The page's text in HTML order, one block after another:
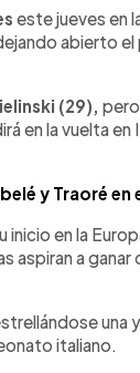
este jueves en
abierto el
(29),
en la vuelta en
y Traoré en
inicio en la
aspiran a
una
italiano.